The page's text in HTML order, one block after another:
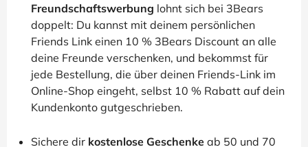
Freundschaftswerbung lohnt sich bei 3Bears
doppelt: Du kannst mit deinem persönlichen
Friends Link einen 10 % 3Bears Discount an alle
deine Freunde verschenken, und bekommst für
jede Bestellung, die über deinen Friends-Link im
Online-Shop eingeht, selbst 10 % Rabatt auf dein
Kundenkonto gutgeschrieben.
Sichere dir kostenlose Geschenke ab 50 und 70